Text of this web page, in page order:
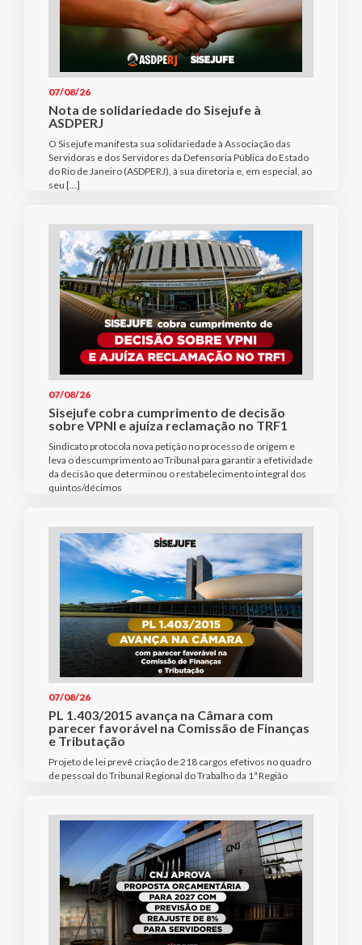
07/08/26
Nota de solidariedade do Sisejufe à
ASDPERJ
O Sisejufe manifesta sua solidariedade à Associação das
Servidoras e dos Servidores da Defensoria Pública do Estado
do Rio de Janeiro (ASDPERJ), à sua diretoria e, em especial, ao
seu […]
07/08/26
Sisejufe cobra cumprimento de decisão
sobre VPNI e ajuíza reclamação no TRF1
Sindicato protocola nova petição no processo de origem e
leva o descumprimento ao Tribunal para garantir a efetividade
da decisão que determinou o restabelecimento integral dos
quintos/décimos
07/08/26
PL 1.403/2015 avança na Câmara com
parecer favorável na Comissão de Finanças
e Tributação
Projeto de lei prevê criação de 218 cargos efetivos no quadro
de pessoal do Tribunal Regional do Trabalho da 1ª Região